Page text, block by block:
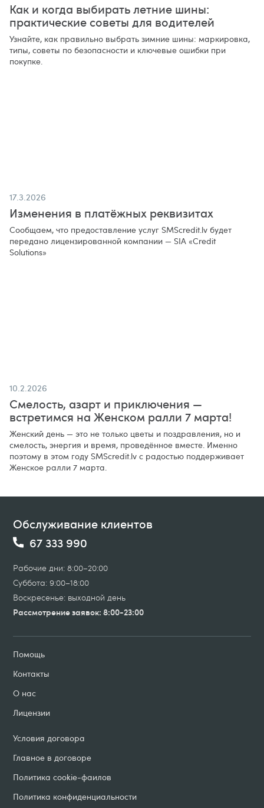
Как и когда выбирать летние шины:
практические советы для водителей
Узнайте, как правильно выбрать зимние шины: маркировка,
типы, советы по безопасности и ключевые ошибки при
покупке.
17.3.2026
Изменения в платёжных реквизитах
Сообщаем, что предоставление услуг SMScredit.lv будет
передано лицензированной компании — SIA «Credit
Solutions»
10.2.2026
Смелость, азарт и приключения —
встретимся на Женском ралли 7 марта!
Женский день — это не только цветы и поздравления, но и
смелость, энергия и время, проведённое вместе. Именно
поэтому в этом году SMScredit.lv с радостью поддерживает
Женское ралли 7 марта.
Обслуживание клиентов
67 333 990
Рабочие дни: 8:00–20:00
Суббота: 9:00–18:00
Воскресенье: выходной день
Рассмотрение заявок: 8:00-23:00
Помощь
Контакты
О нас
Лицензии
Условия договорa
Главное в договоре
Политика cookie-фаилов
Политика конфиденциальности